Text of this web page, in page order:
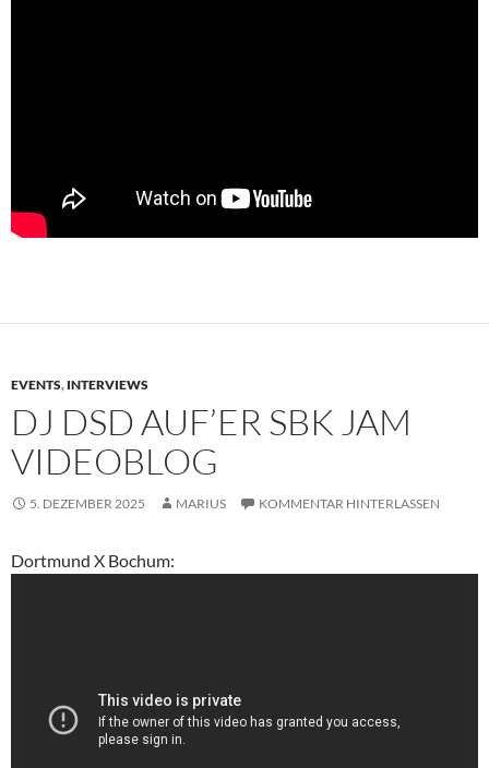
EVENTS, INTERVIEWS
DJ DSD AUF’ER SBK JAM
VIDEOBLOG
5. DEZEMBER 2025 MARIUS KOMMENTAR HINTERLASSEN
Dortmund X Bochum: